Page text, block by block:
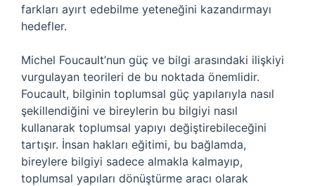
farkları ayırt edebilme yeteneğini kazandırmayı
hedefler.
Michel Foucault’nun güç ve bilgi arasındaki ilişkiyi
vurgulayan teorileri de bu noktada önemlidir.
Foucault, bilginin toplumsal güç yapılarıyla nasıl
şekillendiğini ve bireylerin bu bilgiyi nasıl
kullanarak toplumsal yapıyı değiştirebileceğini
tartışır. İnsan hakları eğitimi, bu bağlamda,
bireylere bilgiyi sadece almakla kalmayıp,
toplumsal yapıları dönüştürme aracı olarak